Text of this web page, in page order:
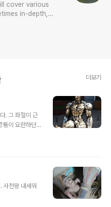
cover various
in-depth,
sense or
더보기
. 그 좌절이 근
통이 요란하단
존중받아야
러티 보증수표
그러고 보면 요
선택을 보장
사천왕 내세워